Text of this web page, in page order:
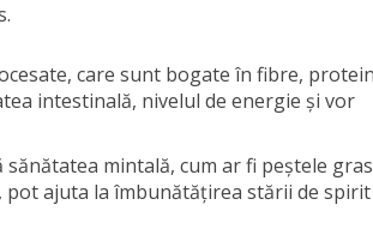
care sunt bogate în fibre,
intestinală, nivelul de energie și vor
sănătatea mintală, cum ar fi peștele gras
pot ajuta la îmbunătățirea stării de spirit